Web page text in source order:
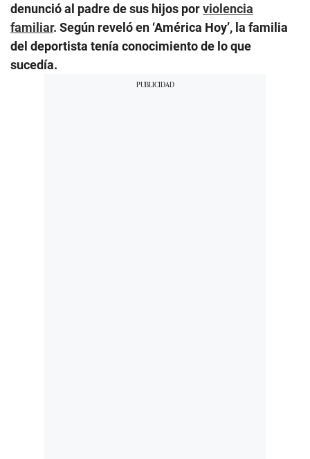
denunció al padre de sus hijos porviolencia
familiar. Según reveló en ‘América Hoy’, la familia
del deportista tenía conocimiento de lo que
sucedía.